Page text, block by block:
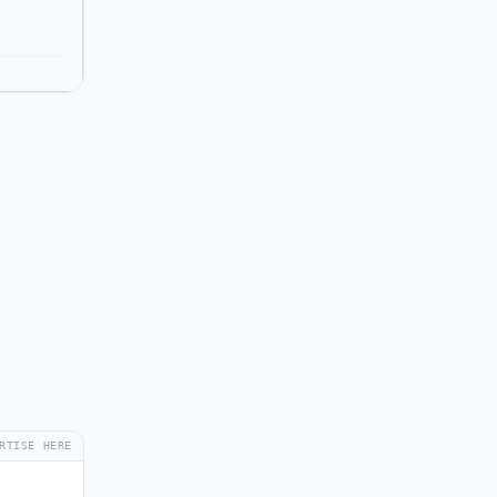
HERE